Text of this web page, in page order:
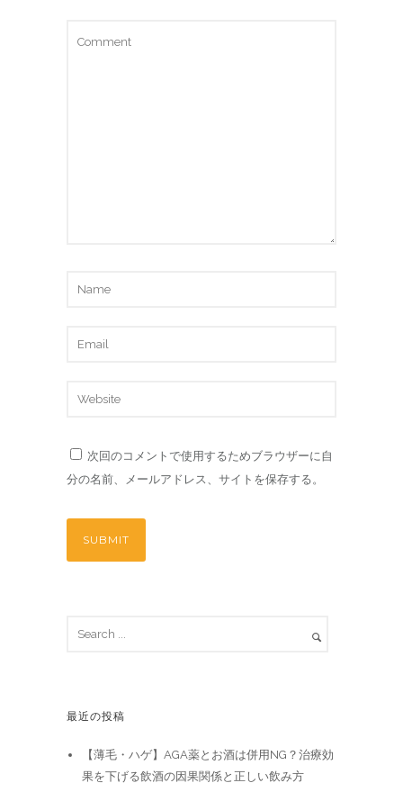
次回のコメントで使用するためブラウザーに自
分の名前、メールアドレス、サイトを保存する。
最近の投稿
【薄毛・ハゲ】AGA薬とお酒は併用NG？治療効
果を下げる飲酒の因果関係と正しい飲み方